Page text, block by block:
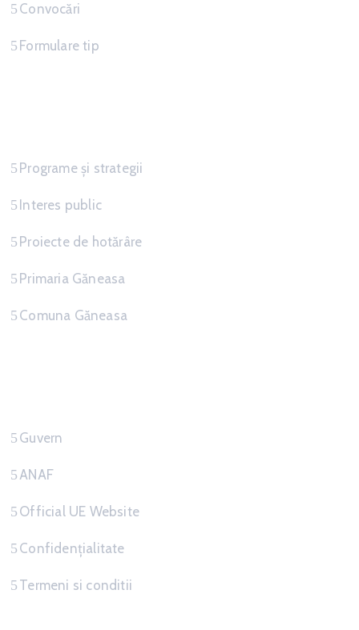
Convocări
Formulare tip
Programe și strategii
Interes public
Proiecte de hotărâre
Primaria Găneasa
Comuna Găneasa
Guvern
ANAF
Official UE Website
Confidențialitate
Termeni si conditii